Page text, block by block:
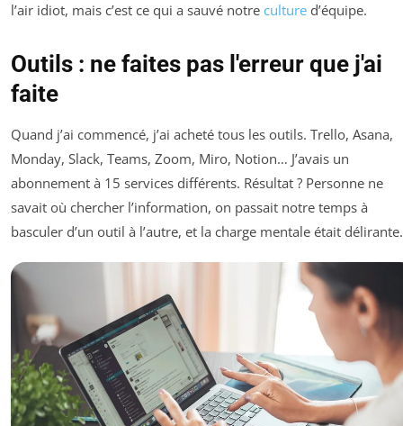
l’air idiot, mais c’est ce qui a sauvé notre culture d’équipe.
Outils : ne faites pas l'erreur que j'ai
faite
Quand j’ai commencé, j’ai acheté tous les outils. Trello, Asana,
Monday, Slack, Teams, Zoom, Miro, Notion… J’avais un
abonnement à 15 services différents. Résultat ? Personne ne
savait où chercher l’information, on passait notre temps à
basculer d’un outil à l’autre, et la charge mentale était délirante.